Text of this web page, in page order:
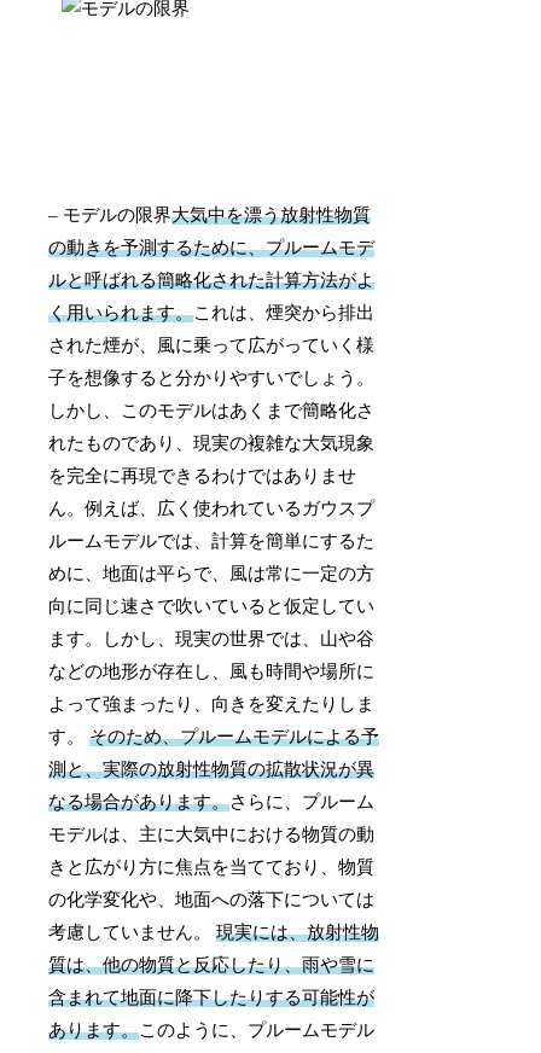
– モデルの限界大気中を漂う放射性物質
の動きを予測するために、プルームモデ
ルと呼ばれる簡略化された計算方法がよ
く用いられます。これは、煙突から排出
された煙が、風に乗って広がっていく様
子を想像すると分かりやすいでしょう。
しかし、このモデルはあくまで簡略化さ
れたものであり、現実の複雑な大気現象
を完全に再現できるわけではありませ
ん。例えば、広く使われているガウスプ
ルームモデルでは、計算を簡単にするた
めに、地面は平らで、風は常に一定の方
向に同じ速さで吹いていると仮定してい
ます。しかし、現実の世界では、山や谷
などの地形が存在し、風も時間や場所に
よって強まったり、向きを変えたりしま
す。そのため、プルームモデルによる予
測と、実際の放射性物質の拡散状況が異
なる場合があります。さらに、プルーム
モデルは、主に大気中における物質の動
きと広がり方に焦点を当てており、物質
の化学変化や、地面への落下については
考慮していません。現実には、放射性物
質は、他の物質と反応したり、雨や雪に
含まれて地面に降下したりする可能性が
あります。このように、プルームモデル